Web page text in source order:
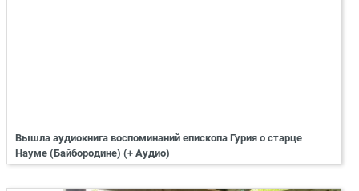
Вышла аудиокнига воспоминаний епископа Гурия о старце
Науме (Байбородине) (+ Аудио)